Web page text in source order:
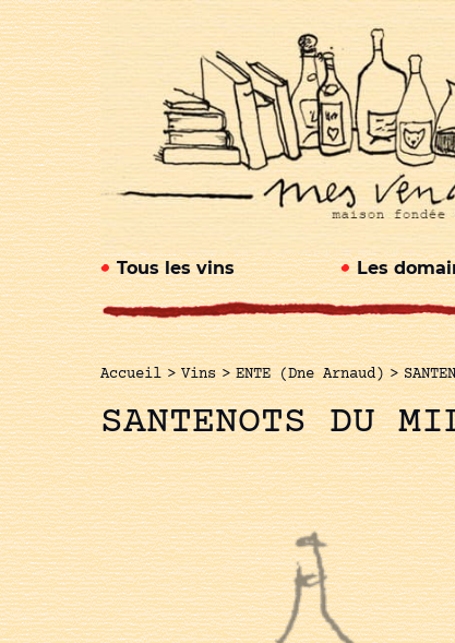
Tous les vins Les
Accueil > Vins > ENTE (Dne Arnaud) >
SANTENOTS DU